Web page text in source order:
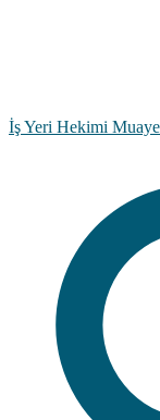
İş Yeri Hekimi